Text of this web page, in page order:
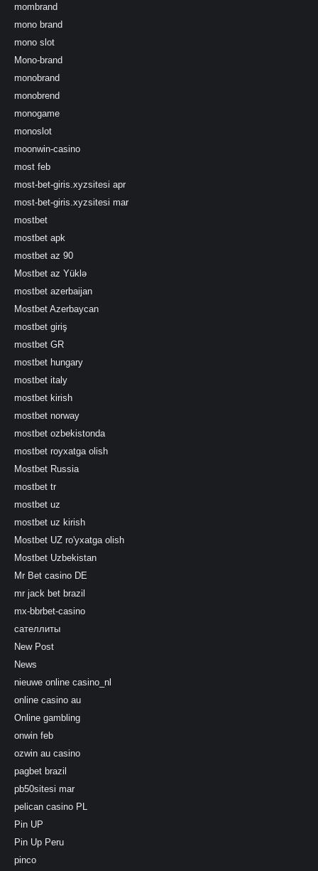
mombrand
mono brand
mono slot
Mono-brand
monobrand
monobrend
monogame
monoslot
moonwin-casino
most feb
most-bet-giris.xyzsitesi apr
most-bet-giris.xyzsitesi mar
mostbet
mostbet apk
mostbet az 90
Mostbet az Yüklə
mostbet azerbaijan
Mostbet Azerbaycan
mostbet giriş
mostbet GR
mostbet hungary
mostbet italy
mostbet kirish
mostbet norway
mostbet ozbekistonda
mostbet royxatga olish
Mostbet Russia
mostbet tr
mostbet uz
mostbet uz kirish
Mostbet UZ ro'yxatga olish
Mostbet Uzbekistan
Mr Bet casino DE
mr jack bet brazil
mx-bbrbet-casino
сателлиты
New Post
News
nieuwe online casino_nl
online casino au
Online gambling
onwin feb
ozwin au casino
pagbet brazil
pb50sitesi mar
pelican casino PL
Pin UP
Pin Up Peru
pinco